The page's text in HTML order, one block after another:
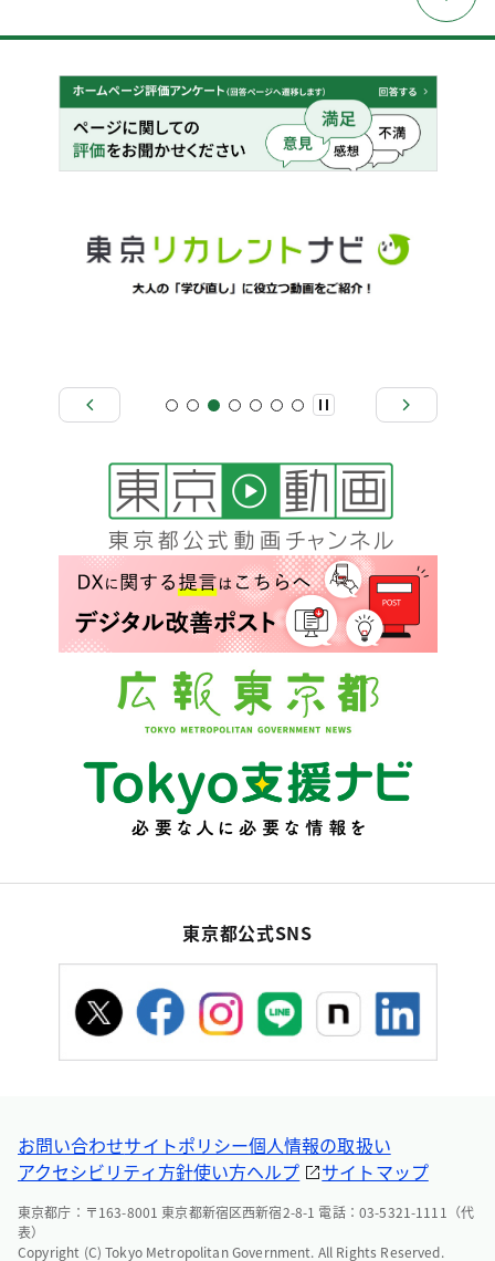
東京都公式SNS
お問い合わせサイトポリシー個人情報の取扱い
アクセシビリティ方針使い方ヘルプ サイトマップ
東京都庁：〒163-8001 東京都新宿区西新宿2-8-1 電話：03-5321-1111（代
表）
Copyright (C) Tokyo Metropolitan Government. All Rights Reserved.